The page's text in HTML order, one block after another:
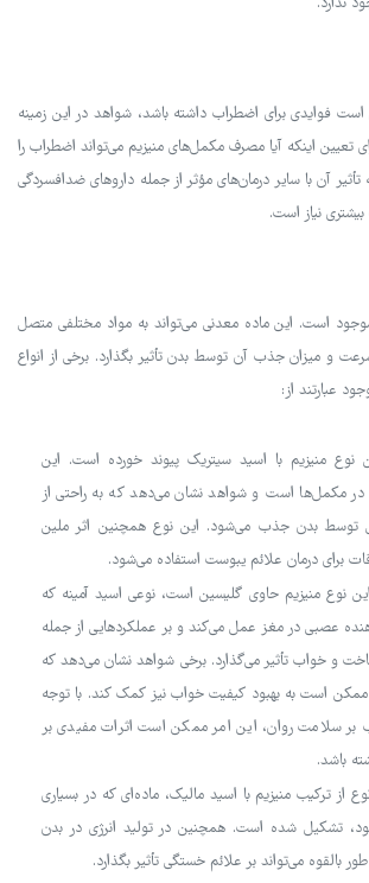
فوایدی برای اضطراب داشته باشد، شواهد در این زمینه
اینکه آیا مصرف مکمل‌های منیزیم می‌تواند اضطراب را
آن با سایر درمان‌های مؤثر از جمله داروهای ضدافسردگی
نیاز است.
است. این ماده معدنی می‌تواند به مواد مختلفی متصل
و میزان جذب آن توسط بدن تأثیر بگذارد. برخی از انواع
عبارتند از:
نوع منیزیم با اسید سیتریک پیوند خورده است. این
در مکمل‌ها است و شواهد نشان می‌دهد که به راحتی از
توسط بدن جذب می‌شود. این نوع همچنین اثر ملین
برای درمان علائم یبوست استفاده می‌شود.
این نوع منیزیم حاوی گلیسین است، نوعی اسید آمینه که
عصبی در مغز عمل می‌کند و بر عملکردهایی از جمله
و خواب تأثیر می‌گذارد. برخی شواهد نشان می‌دهد که
ممکن است به بهبود کیفیت خواب نیز کمک کند. با توجه
بر سلامت روان، این امر ممکن است اثرات مفیدی بر
باشد.
از ترکیب منیزیم با اسید مالیک، ماده‌ای که در بسیاری
تشکیل شده است. همچنین در تولید انرژی در بدن
بالقوه می‌تواند بر علائم خستگی تأثیر بگذارد.